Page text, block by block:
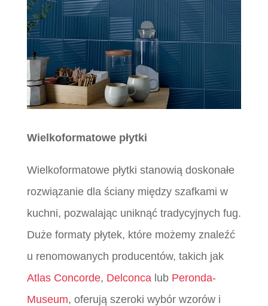
Wielkoformatowe płytki
Wielkoformatowe płytki stanowią doskonałe
rozwiązanie dla ściany między szafkami w
kuchni, pozwalając uniknąć tradycyjnych fug.
Duże formaty płytek, które możemy znaleźć
u renomowanych producentów, takich jak
Atlas Concorde, Delconca lub Peronda-
Museum, oferują szeroki wybór wzorów i